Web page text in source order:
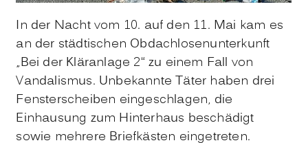
In der Nacht vom 10. auf den 11. Mai kam es
an der städtischen Obdachlosenunterkunft
„Bei der Kläranlage 2“ zu einem Fall von
Vandalismus. Unbekannte Täter haben drei
Fensterscheiben eingeschlagen, die
Einhausung zum Hinterhaus beschädigt
sowie mehrere Briefkästen eingetreten.